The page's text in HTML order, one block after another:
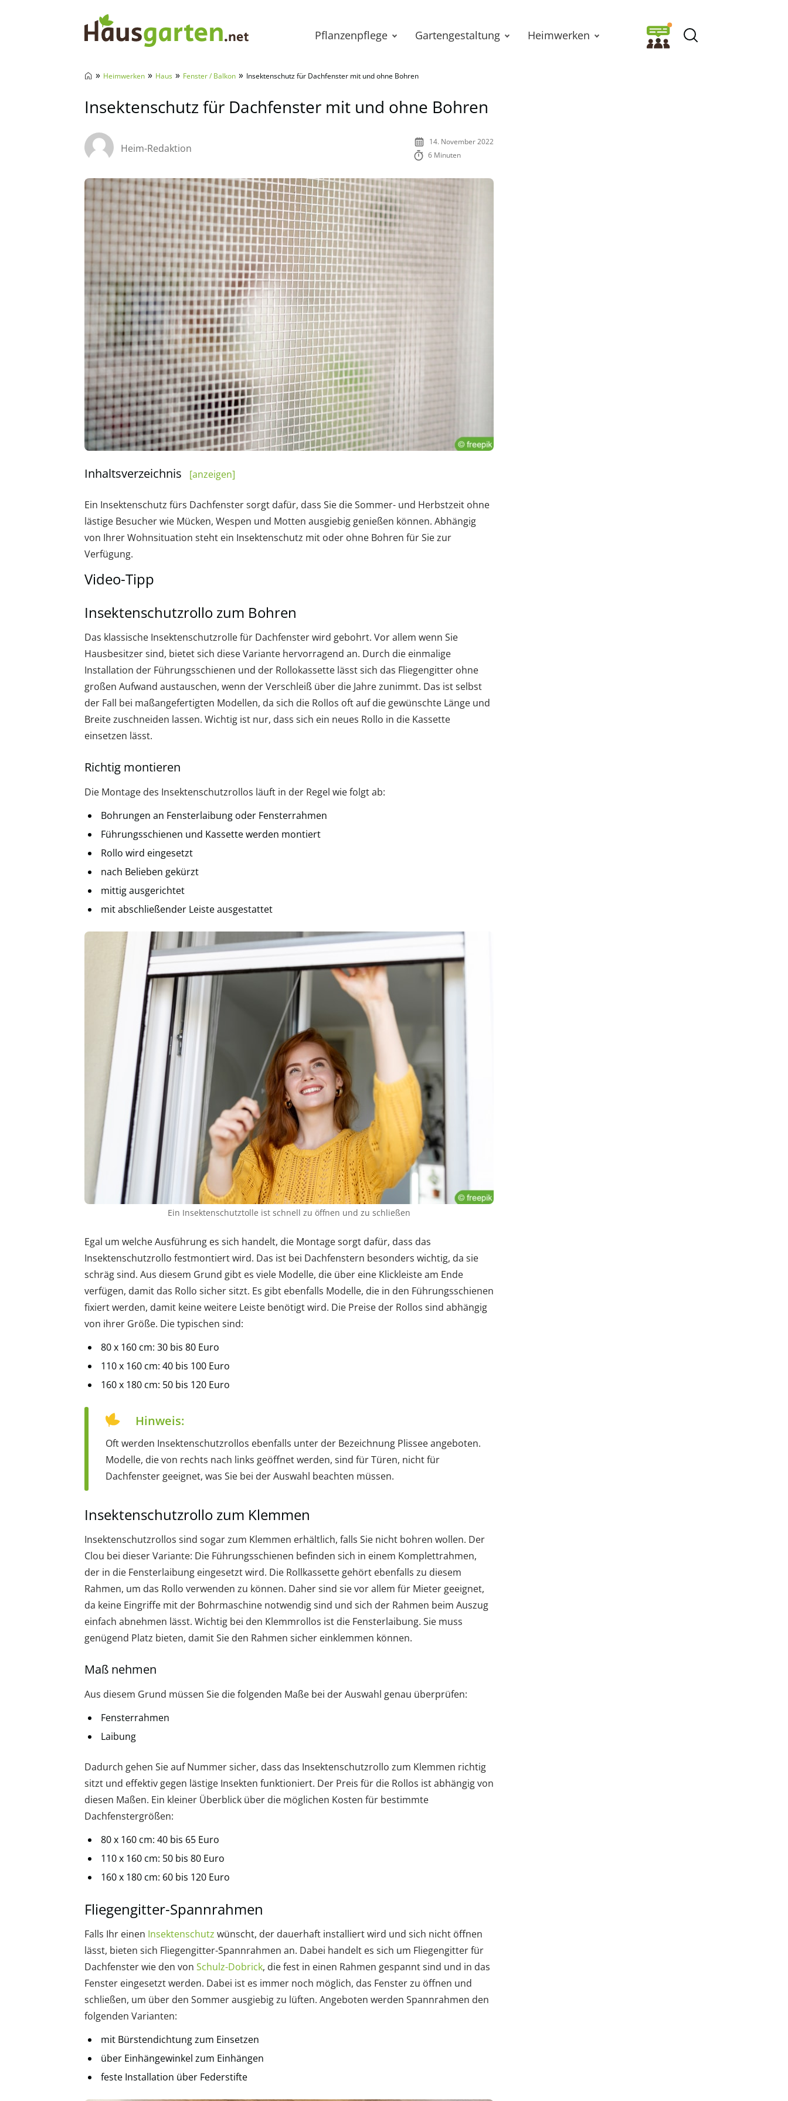
Pflanzenpflege Gartengestaltung Heimwerken
» Heimwerken » Haus » Fenster / Balkon » Insektenschutz für Dachfenster mit und ohne Bohren
Insektenschutz für Dachfenster mit und ohne Bohren
Heim-Redaktion
14. November 2022
6 Minuten
Inhaltsverzeichnis [anzeigen]
Ein Insektenschutz fürs Dachfenster sorgt dafür, dass Sie die Sommer- und Herbstzeit ohne
lästige Besucher wie Mücken, Wespen und Motten ausgiebig genießen können. Abhängig
von Ihrer Wohnsituation steht ein Insektenschutz mit oder ohne Bohren für Sie zur
Verfügung.
Video-Tipp
Insektenschutzrollo zum Bohren
Das klassische Insektenschutzrolle für Dachfenster wird gebohrt. Vor allem wenn Sie
Hausbesitzer sind, bietet sich diese Variante hervorragend an. Durch die einmalige
Installation der Führungsschienen und der Rollokassette lässt sich das Fliegengitter ohne
großen Aufwand austauschen, wenn der Verschleiß über die Jahre zunimmt. Das ist selbst
der Fall bei maßangefertigten Modellen, da sich die Rollos oft auf die gewünschte Länge und
Breite zuschneiden lassen. Wichtig ist nur, dass sich ein neues Rollo in die Kassette
einsetzen lässt.
Richtig montieren
Die Montage des Insektenschutzrollos läuft in der Regel wie folgt ab:
Bohrungen an Fensterlaibung oder Fensterrahmen
Führungsschienen und Kassette werden montiert
Rollo wird eingesetzt
nach Belieben gekürzt
mittig ausgerichtet
mit abschließender Leiste ausgestattet
Ein Insektenschutztolle ist schnell zu öffnen und zu schließen
Egal um welche Ausführung es sich handelt, die Montage sorgt dafür, dass das
Insektenschutzrollo festmontiert wird. Das ist bei Dachfenstern besonders wichtig, da sie
schräg sind. Aus diesem Grund gibt es viele Modelle, die über eine Klickleiste am Ende
verfügen, damit das Rollo sicher sitzt. Es gibt ebenfalls Modelle, die in den Führungsschienen
fixiert werden, damit keine weitere Leiste benötigt wird. Die Preise der Rollos sind abhängig
von ihrer Größe. Die typischen sind:
80 x 160 cm: 30 bis 80 Euro
110 x 160 cm: 40 bis 100 Euro
160 x 180 cm: 50 bis 120 Euro
Hinweis:
Oft werden Insektenschutzrollos ebenfalls unter der Bezeichnung Plissee angeboten.
Modelle, die von rechts nach links geöffnet werden, sind für Türen, nicht für
Dachfenster geeignet, was Sie bei der Auswahl beachten müssen.
Insektenschutzrollo zum Klemmen
Insektenschutzrollos sind sogar zum Klemmen erhältlich, falls Sie nicht bohren wollen. Der
Clou bei dieser Variante: Die Führungsschienen befinden sich in einem Komplettrahmen,
der in die Fensterlaibung eingesetzt wird. Die Rollkassette gehört ebenfalls zu diesem
Rahmen, um das Rollo verwenden zu können. Daher sind sie vor allem für Mieter geeignet,
da keine Eingriffe mit der Bohrmaschine notwendig sind und sich der Rahmen beim Auszug
einfach abnehmen lässt. Wichtig bei den Klemmrollos ist die Fensterlaibung. Sie muss
genügend Platz bieten, damit Sie den Rahmen sicher einklemmen können.
Maß nehmen
Aus diesem Grund müssen Sie die folgenden Maße bei der Auswahl genau überprüfen:
Fensterrahmen
Laibung
Dadurch gehen Sie auf Nummer sicher, dass das Insektenschutzrollo zum Klemmen richtig
sitzt und effektiv gegen lästige Insekten funktioniert. Der Preis für die Rollos ist abhängig von
diesen Maßen. Ein kleiner Überblick über die möglichen Kosten für bestimmte
Dachfenstergrößen:
80 x 160 cm: 40 bis 65 Euro
110 x 160 cm: 50 bis 80 Euro
160 x 180 cm: 60 bis 120 Euro
Fliegengitter-Spannrahmen
Falls Ihr einen Insektenschutz wünscht, der dauerhaft installiert wird und sich nicht öffnen
lässt, bieten sich Fliegengitter-Spannrahmen an. Dabei handelt es sich um Fliegengitter für
Dachfenster wie den von Schulz-Dobrick, die fest in einen Rahmen gespannt sind und in das
Fenster eingesetzt werden. Dabei ist es immer noch möglich, das Fenster zu öffnen und
schließen, um über den Sommer ausgiebig zu lüften. Angeboten werden Spannrahmen den
folgenden Varianten:
mit Bürstendichtung zum Einsetzen
über Einhängewinkel zum Einhängen
feste Installation über Federstifte